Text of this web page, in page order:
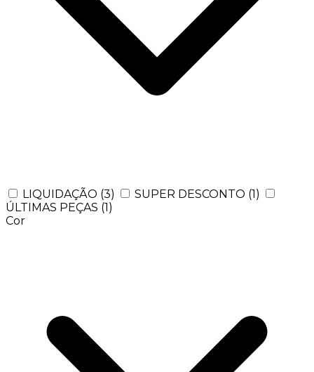
LIQUIDAÇÃO (3) SUPER DESCONTO (1)
ÚLTIMAS PEÇAS (1)
Cor